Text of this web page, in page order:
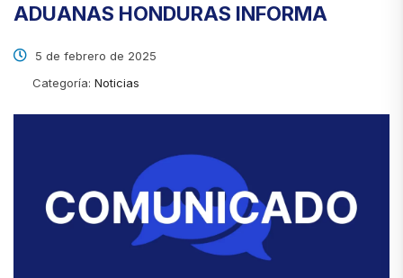
ADUANAS HONDURAS INFORMA
5 de febrero de 2025
Categoría: Noticias